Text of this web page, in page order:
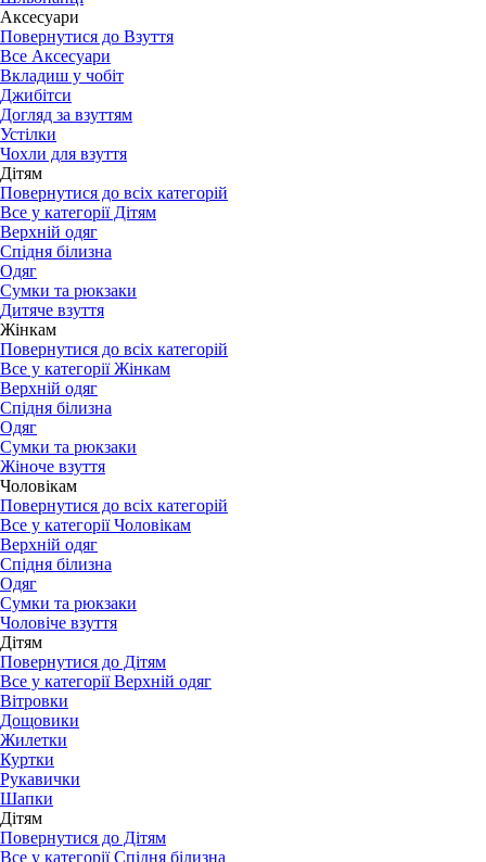
Аксесуари
Повернутися до Взуття
Все Аксесуари
Вкладиш у чобіт
Джибітси
Догляд за взуттям
Устілки
Чохли для взуття
Дітям
Повернутися до всіх категорій
Все у категорії Дітям
Верхній одяг
Спідня білизна
Одяг
Сумки та рюкзаки
Дитяче взуття
Жінкам
Повернутися до всіх категорій
Все у категорії Жінкам
Верхній одяг
Спідня білизна
Одяг
Сумки та рюкзаки
Жіноче взуття
Чоловікам
Повернутися до всіх категорій
Все у категорії Чоловікам
Верхній одяг
Спідня білизна
Одяг
Сумки та рюкзаки
Чоловіче взуття
Дітям
Повернутися до Дітям
Все у категорії Верхній одяг
Вітровки
Дощовики
Жилетки
Куртки
Рукавички
Шапки
Дітям
Повернутися до Дітям
Все у категорії Спідня білизна